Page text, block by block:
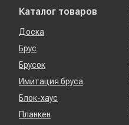
Каталог товаров
Доска
Брус
Брусок
Имитация бруса
Блок-хаус
Планкен